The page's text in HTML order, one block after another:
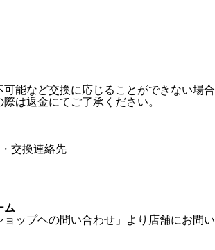
可能など交換に応じることができない場合
は返金にてご了承ください。
交換連絡先
ム
ョップヘの問い合わせ」より店舗にお問い